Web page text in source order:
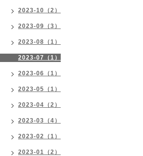
2023-10（2）
2023-09（3）
2023-08（1）
2023-07（1）
2023-06（1）
2023-05（1）
2023-04（2）
2023-03（4）
2023-02（1）
2023-01（2）